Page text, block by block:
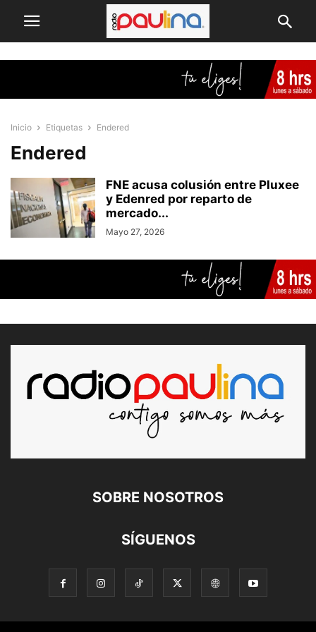
Inicio Etiquetas Endered
Endered
FNE acusa colusión entre Pluxee
y Edenred por reparto de
mercado...
Mayo 27, 2026
SOBRE NOSOTROS
SÍGUENOS